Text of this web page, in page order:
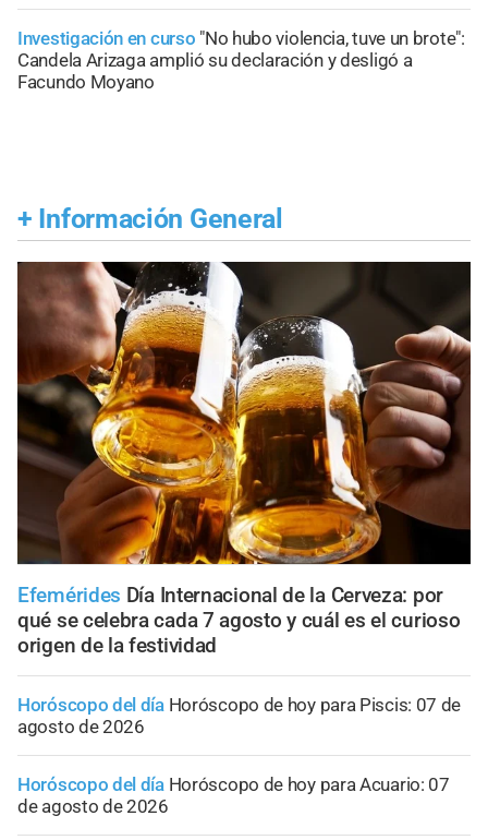
Investigación en curso "No hubo violencia, tuve un brote":
Candela Arizaga amplió su declaración y desligó a
Facundo Moyano
+ Información General
Efemérides Día Internacional de la Cerveza: por
qué se celebra cada 7 agosto y cuál es el curioso
origen de la festividad
Horóscopo del día Horóscopo de hoy para Piscis: 07 de
agosto de 2026
Horóscopo del día Horóscopo de hoy para Acuario: 07
de agosto de 2026